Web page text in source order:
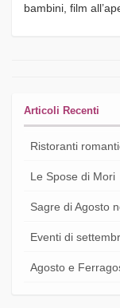
bambini, film
Articoli Recenti
Ristoranti
Le Spose di Mori
Sagre di Agosto
Eventi di
Agosto e